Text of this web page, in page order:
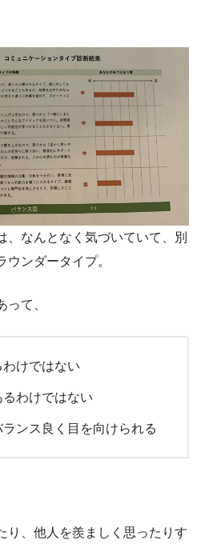
、なんとなく気づいていて、別
ンダータイプ。
て、
けではない
わけではない
ンス良く目を向けられる
り、他人を羨ましく思ったりす